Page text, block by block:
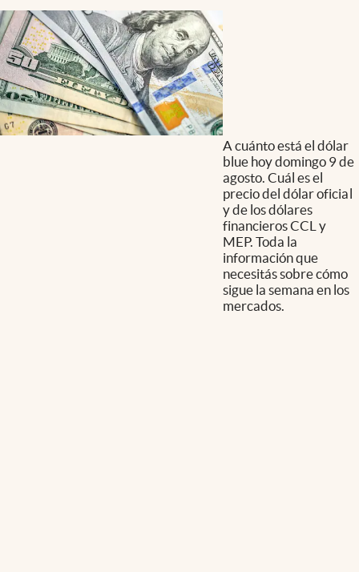
A cuánto está el dólar
blue hoy domingo 9 de
agosto. Cuál es el
precio del dólar oficial
y de los dólares
financieros CCL y
MEP. Toda la
información que
necesitás sobre cómo
sigue la semana en los
mercados.